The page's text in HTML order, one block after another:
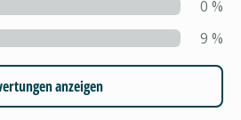
0 %
9 %
anzeigen